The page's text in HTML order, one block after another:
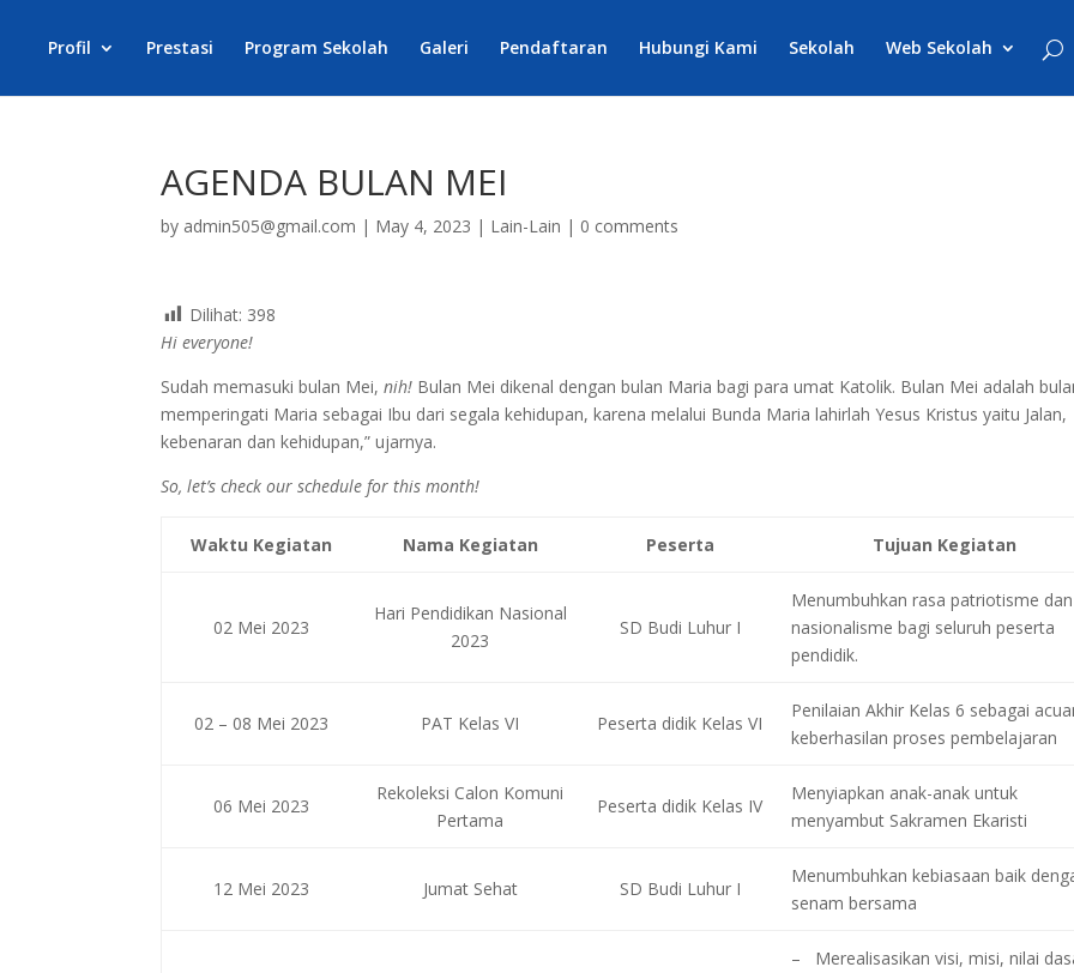
Profil Prestasi Program Sekolah Galeri Pendaftaran Hubungi Kami Sekolah Web Sekolah
AGENDA BULAN MEI
by admin505@gmail.com | May 4, 2023 | Lain-Lain | 0 comments
Dilihat: 398
Hi everyone!
Sudah memasuki bulan Mei,nih! Bulan Mei dikenal dengan bulan Maria bagi para umat Katolik. Bulan Mei adalah
memperingati Maria sebagai Ibu dari segala kehidupan, karena melalui Bunda Maria lahirlah Yesus Kristus yaitu Jalan,
kebenaran dan kehidupan,” ujarnya.
So, let’s check our schedule for this month!
Waktu Kegiatan Nama Kegiatan Peserta Tujuan Kegiatan
02 Mei 2023
Hari Pendidikan Nasional
2023
SD Budi Luhur I
Menumbuhkan rasa patriotisme dan
nasionalisme bagi seluruh peserta
pendidik.
02 – 08 Mei 2023 PAT Kelas VI Peserta didik Kelas VI
Penilaian Akhir Kelas 6 sebagai
keberhasilan proses pembelajaran
06 Mei 2023
Rekoleksi Calon Komuni
Pertama
Peserta didik Kelas IV
Menyiapkan anak-anak untuk
menyambut Sakramen Ekaristi
12 Mei 2023 Jumat Sehat SD Budi Luhur I
Menumbuhkan kebiasaan baik
senam bersama
– Merealisasikan visi, misi, nilai